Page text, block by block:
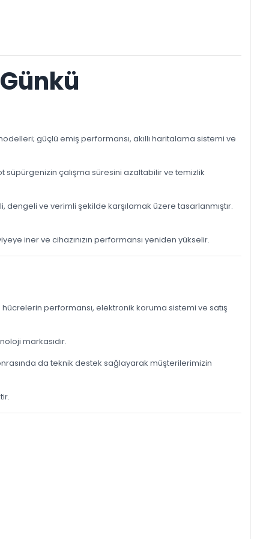
güçlü emiş performansı, akıllı haritalama sistemi ve
çalışma süresini azaltabilir ve temizlik
dengeli ve verimli şekilde karşılamak üzere tasarlanmıştır.
iner ve cihazınızın performansı yeniden yükselir.
performansı, elektronik koruma sistemi ve satış
markasıdır.
da teknik destek sağlayarak müşterilerimizin